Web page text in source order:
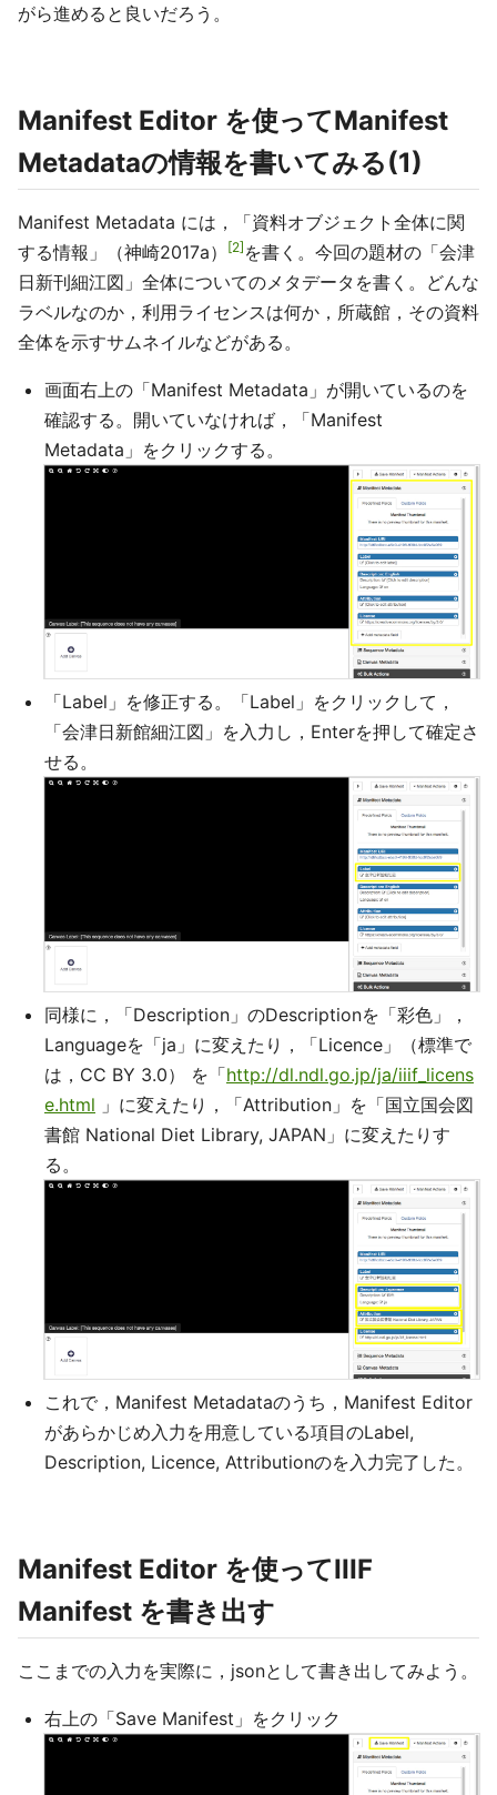
がら進めると良いだろう。
Manifest Editor を使ってManifest
Metadataの情報を書いてみる(1)
Manifest Metadata には，「資料オブジェクト全体に関
する情報」（神崎2017a）
2 を書く。今回の題材の「会津
日新刊細江図」全体についてのメタデータを書く。どんな
ラベルなのか，利用ライセンスは何か，所蔵館，その資料
全体を示すサムネイルなどがある。
画面右上の「Manifest Metadata」が開いているのを
確認する。開いていなければ，「Manifest
Metadata」をクリックする。
「Label」を修正する。「Label」をクリックして，
「会津日新館細江図」を入力し，Enterを押して確定さ
せる。
同様に，「Description」のDescriptionを「彩色」，
Languageを「ja」に変えたり，「Licence」（標準で
は，CC BY 3.0） を「http://dl.ndl.go.jp/ja/iiif_licens
e.html 」に変えたり，「Attribution」を「国立国会図
書館 National Diet Library, JAPAN」に変えたりす
る。
これで，Manifest Metadataのうち，Manifest Editor
があらかじめ入力を用意している項目のLabel,
Description, Licence, Attributionのを入力完了した。
Manifest Editor を使ってIIIF
Manifest を書き出す
ここまでの入力を実際に，jsonとして書き出してみよう。
右上の「Save Manifest」をクリック